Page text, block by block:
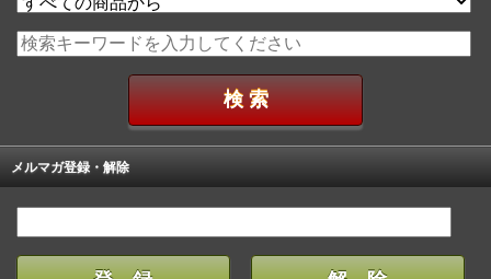
メルマガ登録・解除